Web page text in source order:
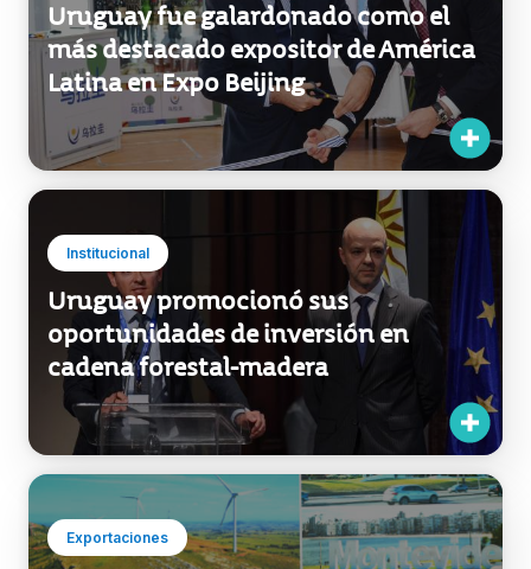
Uruguay fue galardonado como el
más destacado expositor de América
Latina en Expo Beijing
Institucional
Uruguay promocionó sus
oportunidades de inversión en
cadena forestal-madera
Exportaciones